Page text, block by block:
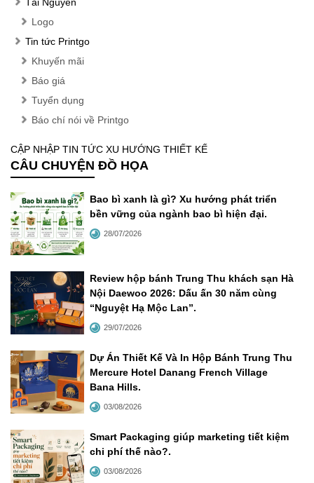
Logo
Tin tức Printgo
Khuyến mãi
Báo giá
Tuyển dụng
Báo chí nói về Printgo
CẬP NHẬP TIN TỨC XU HƯỚNG THIẾT KẾ
CÂU CHUYỆN ĐỒ HỌA
Bao bì xanh là gì? Xu hướng phát triển
bền vững của ngành bao bì hiện đại.
28/07/2026
Review hộp bánh Trung Thu khách sạn Hà
Nội Daewoo 2026: Dấu ấn 30 năm cùng
“Nguyệt Hạ Mộc Lan”.
29/07/2026
Dự Án Thiết Kế Và In Hộp Bánh Trung Thu
Mercure Hotel Danang French Village
Bana Hills.
03/08/2026
Smart Packaging giúp marketing tiết kiệm
chi phí thế nào?.
03/08/2026